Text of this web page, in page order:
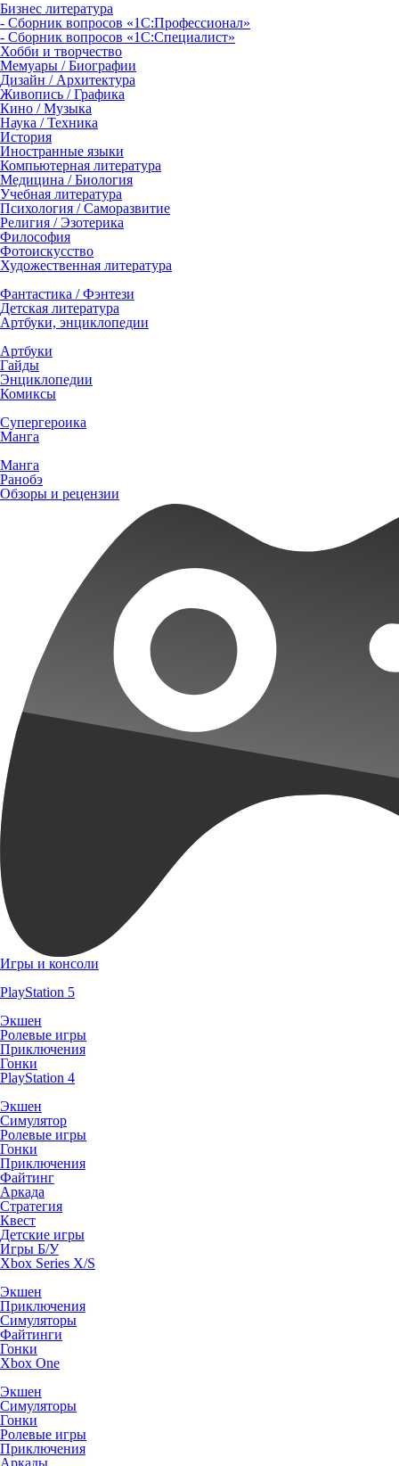
Бизнес литература
- Сборник вопросов «1С:Профессионал»
- Сборник вопросов «1С:Специалист»
Хобби и творчество
Мемуары / Биографии
Дизайн / Архитектура
Живопись / Графика
Кино / Музыка
Наука / Техника
История
Иностранные языки
Компьютерная литература
Медицина / Биология
Учебная литература
Психология / Саморазвитие
Религия / Эзотерика
Философия
Фотоискусство
Художественная литература
Фантастика / Фэнтези
Детская литература
Артбуки, энциклопедии
Артбуки
Гайды
Энциклопедии
Комиксы
Супергероика
Манга
Манга
Ранобэ
Обзоры и рецензии
Игры и консоли
PlayStation 5
Экшен
Ролевые игры
Приключения
Гонки
PlayStation 4
Экшен
Симулятор
Ролевые игры
Гонки
Приключения
Файтинг
Аркада
Стратегия
Квест
Детские игры
Игры Б/У
Xbox Series X/S
Экшен
Приключения
Симуляторы
Файтинги
Гонки
Xbox One
Экшен
Симуляторы
Гонки
Ролевые игры
Приключения
Аркады